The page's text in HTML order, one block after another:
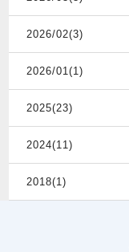
2026/02(3)
2026/01(1)
2025(23)
2024(11)
2018(1)